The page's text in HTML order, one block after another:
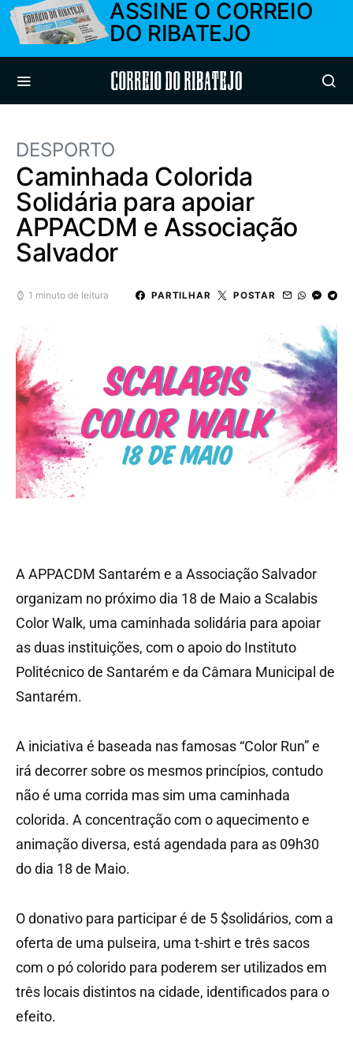
ASSINE O CORREIO
DO RIBATEJO
Correio do Ribatejo
DESPORTO
Caminhada Colorida
Solidária para apoiar
APPACDM e Associação
Salvador
1 minuto de leitura PARTILHAR POSTAR
A APPACDM Santarém e a Associação Salvador
organizam no próximo dia 18 de Maio a Scalabis
Color Walk, uma caminhada solidária para apoiar
as duas instituições, com o apoio do Instituto
Politécnico de Santarém e da Câmara Municipal de
Santarém.
A iniciativa é baseada nas famosas “Color Run” e
irá decorrer sobre os mesmos princípios, contudo
não é uma corrida mas sim uma caminhada
colorida. A concentração com o aquecimento e
animação diversa, está agendada para as 09h30
do dia 18 de Maio.
O donativo para participar é de 5 $solidários, com a
oferta de uma pulseira, uma t-shirt e três sacos
com o pó colorido para poderem ser utilizados em
três locais distintos na cidade, identificados para o
efeito.